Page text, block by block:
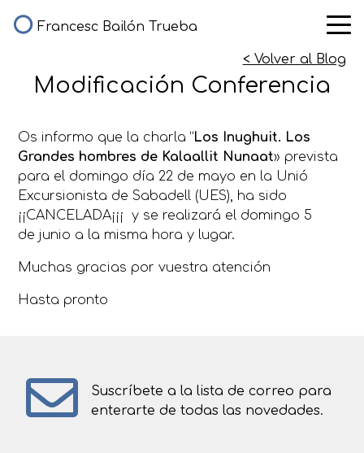
Francesc Bailón Trueba
< Volver al Blog
Modificación Conferencia
Os informo que la charla “Los Inughuit. Los
Grandes hombres de Kalaallit Nunaat» prevista
para el domingo día 22 de mayo en la Unió
Excursionista de Sabadell (UES), ha sido
¡¡CANCELADA¡¡¡ y se realizará el domingo 5
de junio a la misma hora y lugar.
Muchas gracias por vuestra atención
Hasta pronto
Suscríbete a la lista de correo para
enterarte de todas las novedades.